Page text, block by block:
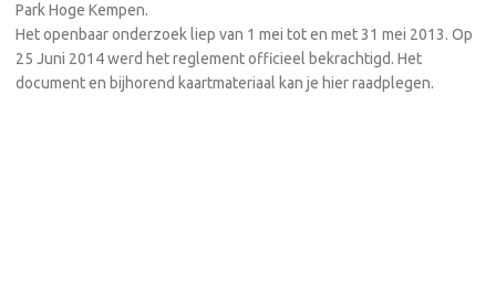
Park Hoge Kempen.
Het openbaar onderzoek liep van 1 mei tot en met 31 mei 2013. Op
25 Juni 2014 werd het reglement officieel bekrachtigd. Het
document en bijhorend kaartmateriaal kan je hier raadplegen.